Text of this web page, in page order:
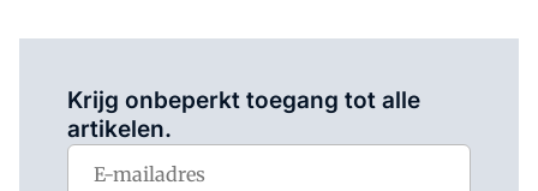
Krijg onbeperkt toegang tot alle
artikelen.